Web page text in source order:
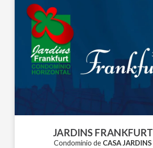
JARDINS FRANKFURT
Condomínio de CASA JARDINS